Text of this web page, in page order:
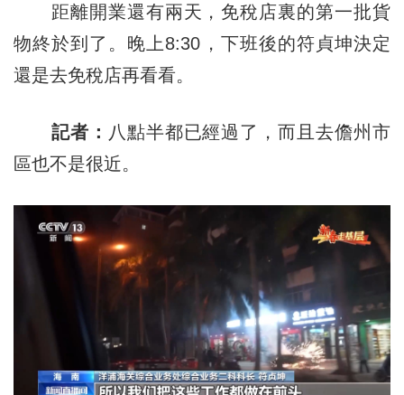
距離開業還有兩天，免稅店裏的第一批貨
物終於到了。晚上8:30，下班後的符貞坤決定
還是去免稅店再看看。
記者： 八點半都已經過了，而且去儋州市
區也不是很近。